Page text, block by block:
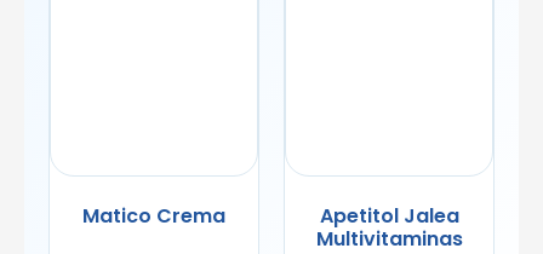
Matico Crema
Apetitol Jalea
Multivitaminas